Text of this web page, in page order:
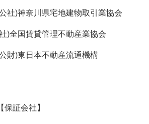
社)神奈川県宅地建物取引業協会
)全国賃貸管理不動産業協会
財)東日本不動産流通機構
【保証会社】